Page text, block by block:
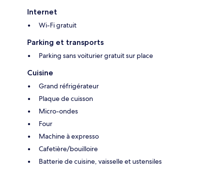
Internet
Wi-Fi gratuit
Parking et transports
Parking sans voiturier gratuit sur place
Cuisine
Grand réfrigérateur
Plaque de cuisson
Micro-ondes
Four
Machine à expresso
Cafetière/bouilloire
Batterie de cuisine, vaisselle et ustensiles